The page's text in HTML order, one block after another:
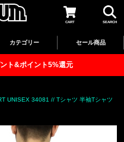
CART SEARCH
カテゴリー セール商品
ト&ポイント5%還元
UNISEX 34081 // Tシャツ 半袖Tシャツ